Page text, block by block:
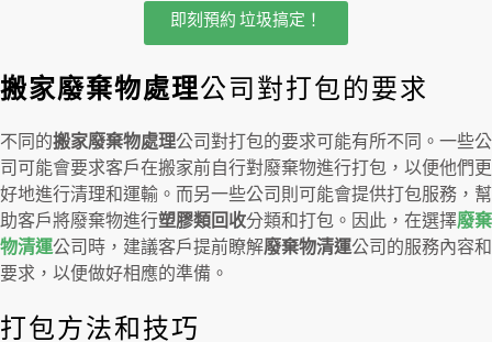
即刻預約 垃圾搞定！
搬家廢棄物處理公司對打包的要求
不同的搬家廢棄物處理公司對打包的要求可能有所不同。一些公
司可能會要求客戶在搬家前自行對廢棄物進行打包，以便他們更
好地進行清理和運輸。而另一些公司則可能會提供打包服務，幫
助客戶將廢棄物進行塑膠類回收分類和打包。因此，在選擇廢棄
物清運公司時，建議客戶提前瞭解廢棄物清運公司的服務內容和
要求，以便做好相應的準備。
打包方法和技巧